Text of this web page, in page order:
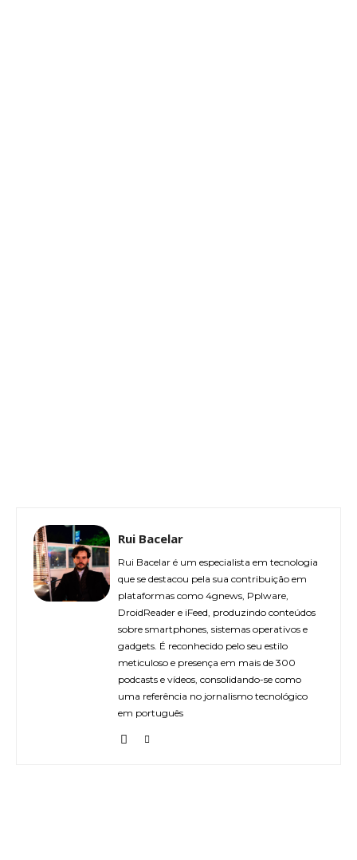
Rui Bacelar
Rui Bacelar é um especialista em tecnologia
que se destacou pela sua contribuição em
plataformas como 4gnews, Pplware,
DroidReader e iFeed, produzindo conteúdos
sobre smartphones, sistemas operativos e
gadgets. É reconhecido pelo seu estilo
meticuloso e presença em mais de 300
podcasts e vídeos, consolidando-se como
uma referência no jornalismo tecnológico
em português